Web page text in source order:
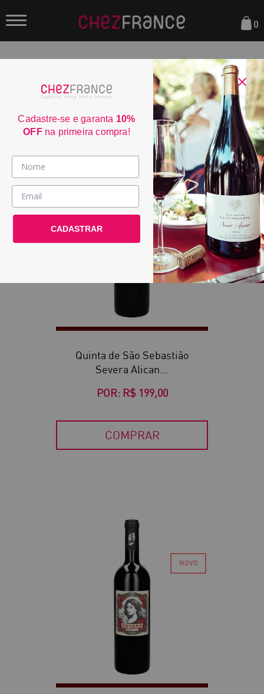
Vinhos >
País / Região >
Le Club >
0
ORDENAR POR:
Quinta de São Sebastião
Severa Alican...
POR: R$ 199,00
COMPRAR
Cadastre-se e garanta 10%
OFFna primeira compra!
CADASTRAR